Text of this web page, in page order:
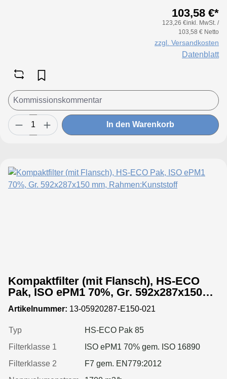
103,58 €*
123,26 €inkl. MwSt. /
103,58 € Netto
zzgl. Versandkosten
Datenblatt
In den Warenkorb
Kompaktfilter (mit Flansch), HS-ECO
Pak, ISO ePM1 70%, Gr. 592x287x150
mm, Rahmen:Kunststoff
Artikelnummer: 13-05920287-E150-021
Typ
HS-ECO Pak 85
Filterklasse 1
ISO ePM1 70% gem. ISO 16890
Filterklasse 2
F7 gem. EN779:2012